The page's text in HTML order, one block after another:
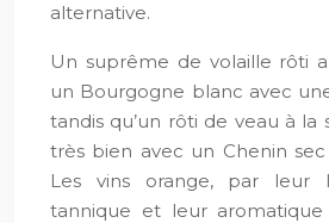
alternative.
Un suprême de volaille rôti
un Bourgogne blanc avec
tandis qu’un rôti de veau à la
très bien avec un Chenin sec
Les vins orange, par leur
tannique et leur aromatique